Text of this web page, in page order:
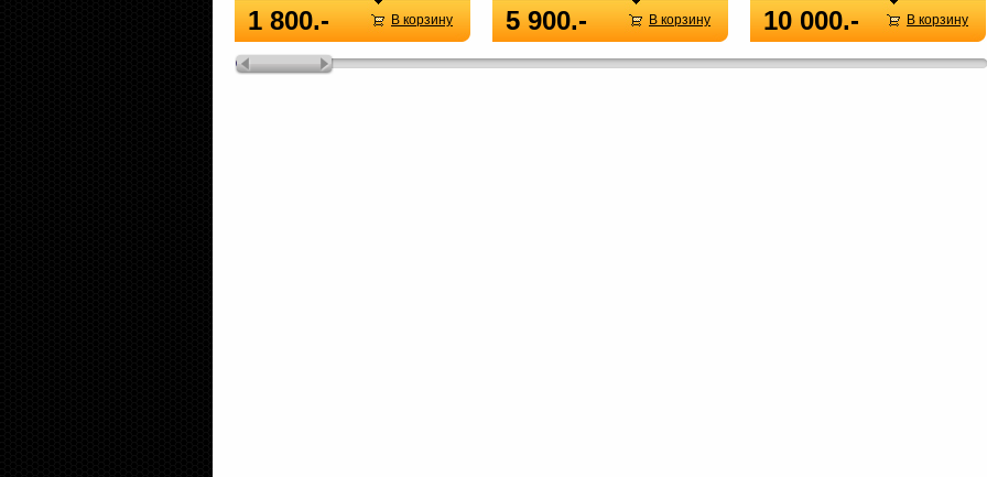
1 800.- В корзину 5 900.- В корзину 10 000.- В корзину